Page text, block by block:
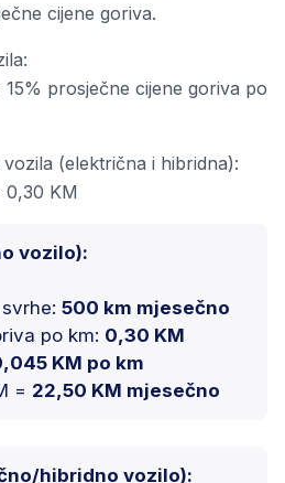
cijene goriva.
prosječne cijene goriva po
(električna i hibridna):
0,30 KM
vozilo):
500 km mjesečno
po km: 0,30 KM
KM po km
= 22,50 KM mjesečno
hibridno vozilo):